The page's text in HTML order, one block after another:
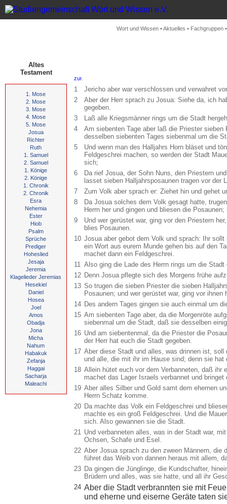
Wort und Wissen •Aktuelles • Fachgruppen
Altes
Testament
1. Mose
2. Mose
3. Mose
4. Mose
5. Mose
Josua
Richter
Ruth
1. Samuel
2. Samuel
1. Könige
2. Könige
1. Chronik
2. Chronik
Esra
Nehemia
Ester
Hiob
Psalm
Sprüche
Prediger
Hoheslied
Jesaja
Jeremia
Klagelieder Jeremias
Hesekiel
Daniel
Hosea
Joel
Amos
Obadja
Jona
Micha
Nahum
Habakuk
Zefanja
Haggai
Sacharja
Maleachi
1
Jericho aber war verschlossen und verwahret
2
Aber der Herr sprach zu Josua: Siehe da, ich
gegeben.
3
Laß alle Kriegsmänner rings um die Stadt
4
Am siebenten Tage aber laß die Priester
desselben siebenten Tages siebenmal um die
5
Und wenn man des Halljahrs Horn bläset und
Feldgeschrei machen, so werden der Stadt
sich;
6
Da rief Josua, der Sohn Nuns, den Priestern
lasset sieben Halljahrsposaunen tragen vor der
7
Zum Volk aber sprach er: Ziehet hin und gehet
8
Da Josua solches dem Volk gesagt hatte,
Herrn her und gingen und bliesen die
9
Und wer gerüstet war, ging vor den Priestern
blies Posaunen.
10 Josua aber gebot dem Volk und sprach: Ihr
ein Wort aus eurem Munde gehen bis auf den
machet dann ein Feldgeschrei.
11 Also ging die Lade des Herrn rings um die
12 Denn Josua pflegte sich des Morgens frühe
13 So trugen die sieben Priester die sieben
Posaunen; und wer gerüstet war, ging vor
14 Des andern Tages gingen sie auch einmal um
15 Am siebenten Tage aber, da die Morgenröte
siebenmal um die Stadt, daß sie desselben
16 Und am siebentenmal, da die Priester die
der Herr hat euch die Stadt gegeben.
17 Aber diese Stadt und alles, was drinnen ist, soll
und alle, die mit ihr im Hause sind; denn sie
18 Allein hütet euch vor dem Verbanneten, daß ihr
machet das Lager Israels verbannet und bringet
19 Aber alles Silber und Gold samt dem ehernen
Herrn Schatz komme.
20 Da machte das Volk ein Feldgeschrei und
machte es ein groß Feldgeschrei. Und die
sich. Also gewannen sie die Stadt.
21 Und verbanneten alles, was in der Stadt war,
Ochsen, Schafe und Esel.
22 Aber Josua sprach zu den zween Männern, die
führet das Weib von dannen heraus mit allem,
23 Da gingen die Jünglinge, die Kundschafter,
Brüdern und alles, was sie hatte, und all ihr
24 Aber die Stadt verbrannten sie mit
und eherne und eiserne Geräte taten